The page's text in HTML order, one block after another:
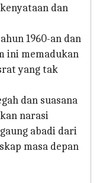
dan
1960-an dan
ini memadukan
yang tak
dan suasana
narasi
abadi dari
masa depan